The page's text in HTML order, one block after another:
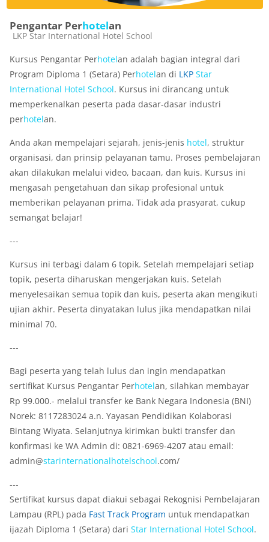
Pengantar Perhotelan
Kategori kursus
LKP Star International Hotel School
Kursus Pengantar Perhotelan adalah bagian integral dari
Program Diploma 1 (Setara) Perhotelan di LKP Star
International Hotel School. Kursus ini dirancang untuk
memperkenalkan peserta pada dasar-dasar industri
perhotelan.
Anda akan mempelajari sejarah, jenis-jenis hotel, struktur
organisasi, dan prinsip pelayanan tamu. Proses pembelajaran
akan dilakukan melalui video, bacaan, dan kuis. Kursus ini
mengasah pengetahuan dan sikap profesional untuk
memberikan pelayanan prima. Tidak ada prasyarat, cukup
semangat belajar!
---
Kursus ini terbagi dalam 6 topik. Setelah mempelajari setiap
topik, peserta diharuskan mengerjakan kuis. Setelah
menyelesaikan semua topik dan kuis, peserta akan mengikuti
ujian akhir. Peserta dinyatakan lulus jika mendapatkan nilai
minimal 70.
---
Bagi peserta yang telah lulus dan ingin mendapatkan
sertifikat Kursus Pengantar Perhotelan, silahkan membayar
Rp 99.000.- melalui transfer ke Bank Negara Indonesia (BNI)
Norek: 8117283024 a.n. Yayasan Pendidikan Kolaborasi
Bintang Wiyata. Selanjutnya kirimkan bukti transfer dan
konfirmasi ke WA Admin di: 0821-6969-4207 atau email:
admin@starinternationalhotelschool.com/
---
Sertifikat kursus dapat diakui sebagai Rekognisi Pembelajaran
Lampau (RPL) pada Fast Track Program untuk mendapatkan
ijazah Diploma 1 (Setara) dari Star International Hotel School.